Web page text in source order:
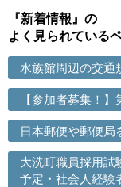
『新着情報』の
よく見られている
水族館周辺の交通
【参加者募集！
日本郵便や郵便局
大洗町職員採用試
予定・社会人経験